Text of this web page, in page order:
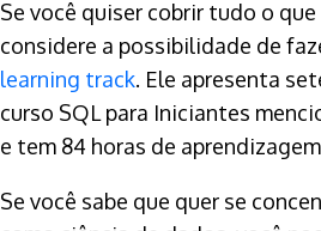
Se você quiser cobrir tudo o
considere a possibilidade de
learning track. Ele apresenta
curso SQL para Iniciantes
e tem 84 horas de
Se você sabe que quer se